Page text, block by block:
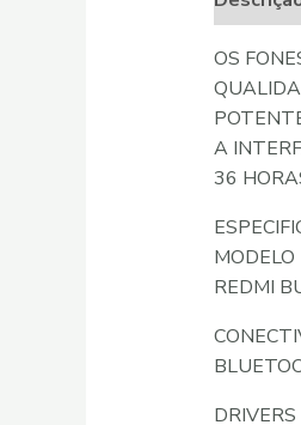
OS
A
36
MODELO
REDMI
DRIVERS